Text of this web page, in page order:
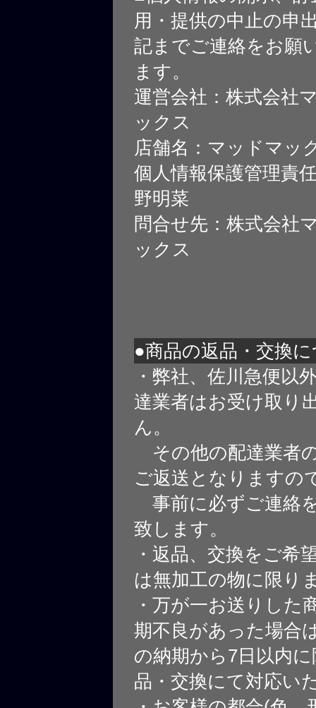
用・提供の中止の申
記までご連絡をお願
ます。
運営会社：株式会社
ックス
店舗名：マッドマッ
個人情報保護管理責
野明菜
問合せ先：株式会社
ックス
●商品の返品・交換
・弊社、佐川急便以
達業者はお受け取り
ん。
その他の配達業者
ご返送となりますの
事前に必ずご連絡
致します。
・返品、交換をご希
は無加工の物に限り
・万が一お送りした
期不良があった場合
の納期から7日以内
品・交換にて対応い